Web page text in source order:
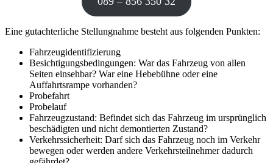
Eine gutachterliche Stellungnahme besteht aus folgenden Punkten:
Fahrzeugidentifizierung
Besichtigungsbedingungen: War das Fahrzeug von allen
Seiten einsehbar? War eine Hebebühne oder eine
Auffahrtsrampe vorhanden?
Probefahrt
Probelauf
Fahrzeugzustand: Befindet sich das Fahrzeug im ursprünglich
beschädigten und nicht demontierten Zustand?
Verkehrssicherheit: Darf sich das Fahrzeug noch im Verkehr
bewegen oder werden andere Verkehrsteilnehmer dadurch